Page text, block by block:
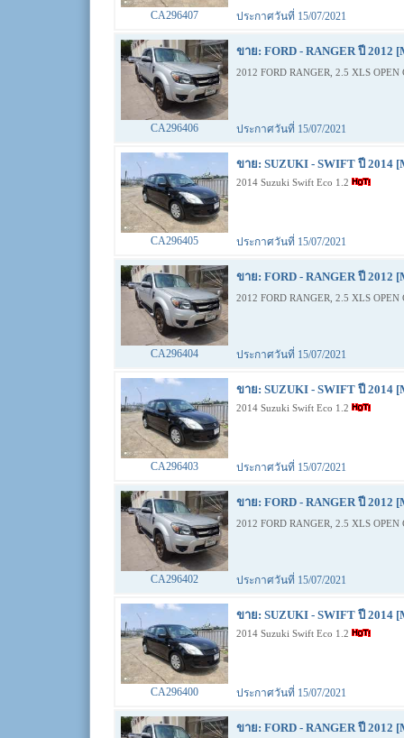
CA296407 ประกาศวันที่ 15/07/2021
ขาย: FORD - RANGER ปี 2012
2012 FORD RANGER, 2.5 XLS
CA296406 ประกาศวันที่ 15/07/2021
ขาย: SUZUKI - SWIFT ปี 2014
2014 Suzuki Swift Eco 1.2
CA296405 ประกาศวันที่ 15/07/2021
ขาย: FORD - RANGER ปี 2012
2012 FORD RANGER, 2.5 XLS
CA296404 ประกาศวันที่ 15/07/2021
ขาย: SUZUKI - SWIFT ปี 2014
2014 Suzuki Swift Eco 1.2
CA296403 ประกาศวันที่ 15/07/2021
ขาย: FORD - RANGER ปี 2012
2012 FORD RANGER, 2.5 XLS
CA296402 ประกาศวันที่ 15/07/2021
ขาย: SUZUKI - SWIFT ปี 2014
2014 Suzuki Swift Eco 1.2
CA296400 ประกาศวันที่ 15/07/2021
ขาย: FORD - RANGER ปี 2012